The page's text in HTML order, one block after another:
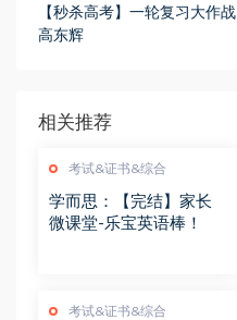
【秒杀高考】一轮复习大作战
高东辉
相关推荐
考试&证书&综合
学而思：【完结】家长
微课堂-乐宝英语棒！
考试&证书&综合